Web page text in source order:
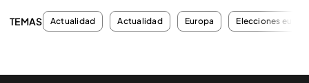
TEMAS Actualidad Actualidad Europa Elecciones